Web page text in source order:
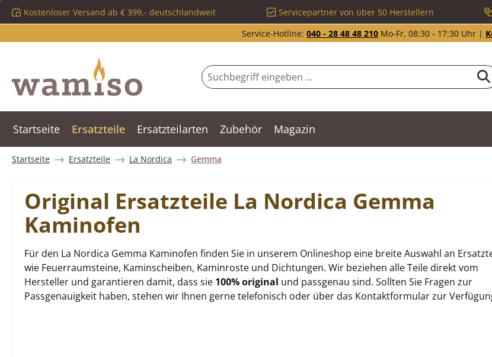
Hauptinhalt springen
Zur Suche springen
Zur Hauptnavigation springen
Kostenloser Versand ab € 399,- deutschlandweit Servicepartner von über 50 Herstellern
Service-Hotline: 040 - 28 48 48 210 Mo-Fr, 08:30 - 17:30 Uhr |
Startseite Ersatzteile Ersatzteilarten Zubehör Magazin
Startseite Ersatzteile La Nordica Gemma
Original Ersatzteile La Nordica Gemma
Kaminofen
Für den La Nordica Gemma Kaminofen finden Sie in unserem Onlineshop eine breite Auswahl an
wie Feuerraumsteine, Kaminscheiben, Kaminroste und Dichtungen. Wir beziehen alle Teile direkt vom
Hersteller und garantieren damit, dass sie 100% original und passgenau sind. Sollten Sie Fragen zur
Passgenauigkeit haben, stehen wir Ihnen gerne telefonisch oder über das Kontaktformular zur